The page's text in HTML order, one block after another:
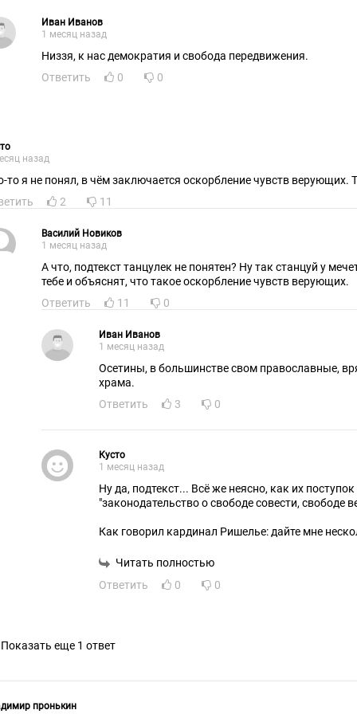
Иван Иванов
1 месяц назад
Низзя, к нас демократия и свобода передвижения.
Ответить
0 0
назад
2 11
Василий Новиков
1 месяц назад
А что, подтекст танцулек не понятен? Ну так станцуй у
тебе и объяснят, что такое оскорбление чувств верующих.
Ответить
11 0
Иван Иванов
1 месяц назад
Осетины, в большинстве свом православные,
храма.
Ответить
3 0
Кусто
1 месяц назад
Ну да, подтекст... Всё же неясно, как их поступок нарушил
"законодательство о свободе совести,
Как говорил кардинал Ришелье: дайте мне
повесить.
Читать полностью
Ответить
0 0
Показать еще 1 ответ
пронькин